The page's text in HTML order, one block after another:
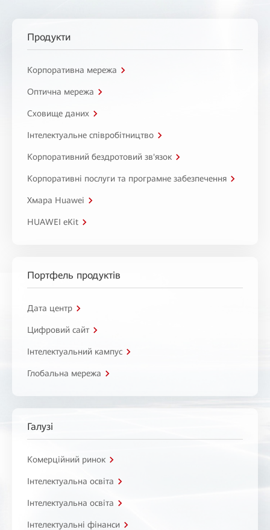
Продукти
Корпоративна мережа
Оптична мережа
Сховище даних
Інтелектуальне співробітництво
Корпоративний бездротовий зв'язок
Корпоративні послуги та програмне забезпечення
Хмара Huawei
HUAWEI eKit
Портфель продуктів
Дата центр
Цифровий сайт
Інтелектуальний кампус
Глобальна мережа
Галузі
Комерційний ринок
Інтелектуальна освіта
Інтелектуальна освіта
Інтелектуальні фінанси